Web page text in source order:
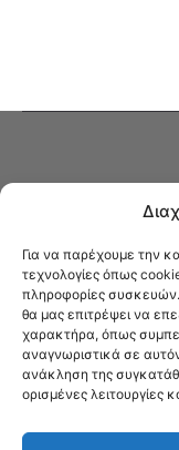
Για να παρέχουμε την
τεχνολογίες όπως
πληροφορίες συσκευών.
θα μας επιτρέψει να
χαρακτήρα, όπως
αναγνωριστικά σε
ανάκληση της
ορισμένες λειτουργίες
Στο Καφενείο θα βρείτε
Φιλαδέλφεια και τη
όλα τα νέα που σας